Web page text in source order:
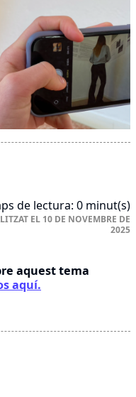
de lectura: 0 minut(s)
EL 10 DE NOVEMBRE DE
2025
aquest tema
aquí.